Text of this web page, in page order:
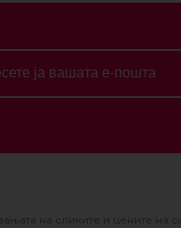
на сликите и цените на